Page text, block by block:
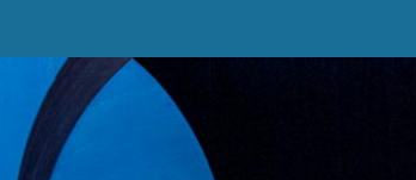
Voorstelling Ruimtevlucht